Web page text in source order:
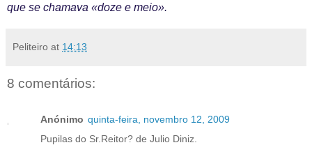
que se chamava «doze e meio».
Peliteiro at 14:13
8 comentários:
Anónimo quinta-feira, novembro 12, 2009
Pupilas do Sr.Reitor? de Julio Diniz.